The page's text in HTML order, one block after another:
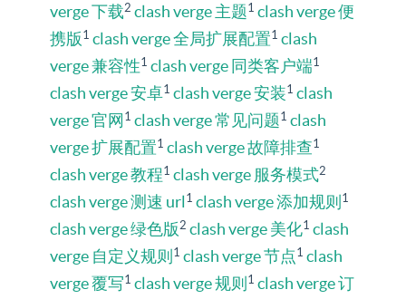
verge 下载2 clash verge 主题1 clash verge 便
携版 1 clash verge 全局扩展配置1 clash
verge 兼容性1 clash verge 同类客户端1
clash verge 安卓1 clash verge 安装1 clash
verge 官网 1 clash verge 常见问题1 clash
verge 扩展配置1 clash verge 故障排查1
clash verge 教程1 clash verge 服务模式2
clash verge 测速 url 1 clash verge 添加规则 1
clash verge 绿色版2 clash verge 美化1 clash
verge 自定义规则 1 clash verge 节点1 clash
verge 覆写1 clash verge 规则 1 clash verge 订